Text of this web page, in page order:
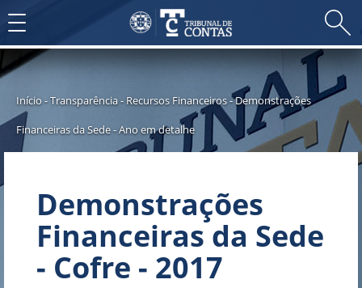
Toggle
navigation
Início-Transparência -Recursos Financeiros-Demonstrações
Financeiras da Sede-Ano em detalhe
Demonstrações
Financeiras da Sede
- Cofre - 2017